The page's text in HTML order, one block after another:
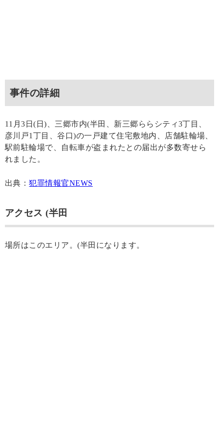
事件の詳細
11月3日(日)、三郷市内(半田、新三郷ららシティ3丁目、
彦川戸1丁目、谷口)の一戸建て住宅敷地内、店舗駐輪場、
駅前駐輪場で、自転車が盗まれたとの届出が多数寄せら
れました。
出典：犯罪情報官NEWS
アクセス (半田
場所はこのエリア。(半田になります。